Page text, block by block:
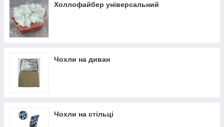
Холлофайбер універсальний
Чохли на диван
Чохли на стільці